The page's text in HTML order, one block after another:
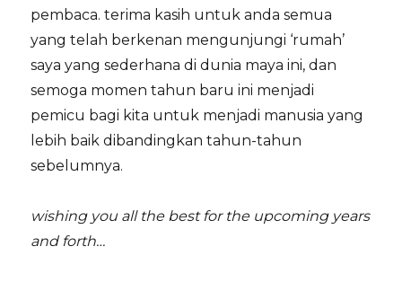
pembaca. terima kasih untuk anda semua
yang telah berkenan mengunjungi ‘rumah’
saya yang sederhana di dunia maya ini, dan
semoga momen tahun baru ini menjadi
pemicu bagi kita untuk menjadi manusia yang
lebih baik dibandingkan tahun-tahun
sebelumnya.
wishing you all the best for the upcoming years
and forth…